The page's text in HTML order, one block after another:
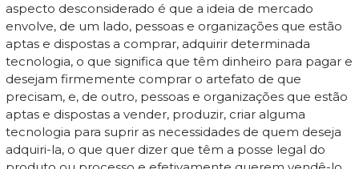
aspecto desconsiderado é que a ideia de mercado
envolve, de um lado, pessoas e organizações que estão
aptas e dispostas a comprar, adquirir determinada
tecnologia, o que significa que têm dinheiro para pagar e
desejam firmemente comprar o artefato de que
precisam, e, de outro, pessoas e organizações que estão
aptas e dispostas a vender, produzir, criar alguma
tecnologia para suprir as necessidades de quem deseja
adquiri-la, o que quer dizer que têm a posse legal do